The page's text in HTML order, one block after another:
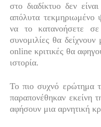
στο διαδίκτυο δεν
απόλυτα τεκμηριωμένο
να το κατανοήσετε
συνομιλίες θα δείχνουν
online κριτικές θα
ιστορία.
Το πιο συχνό ερώτημα
παραπονέθηκαν εκείνη
αφήσουν μια αρνητική